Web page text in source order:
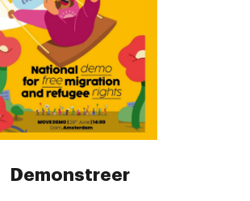
Demonstreer